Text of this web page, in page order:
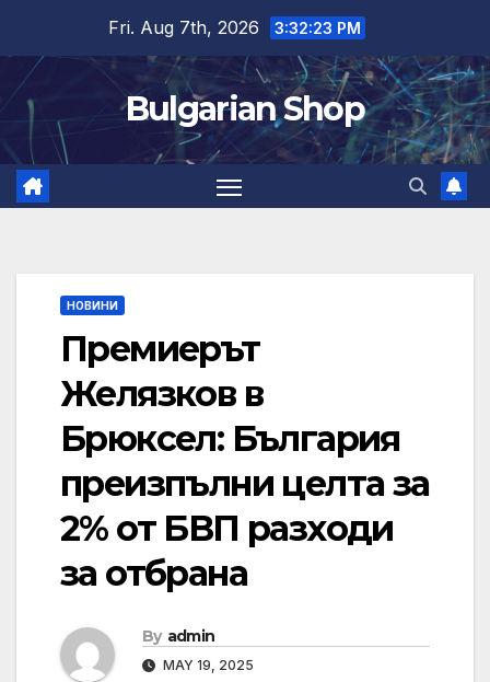
content
Fri. Aug 7th, 2026 3:32:23 PM
Bulgarian Shop
НОВИНИ
Премиерът
Желязков в
Брюксел: България
преизпълни целта за
2% от БВП разходи
за отбрана
By admin
MAY 19, 2025